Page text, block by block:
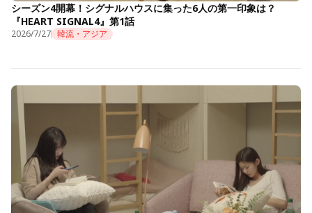
シーズン4開幕！シグナルハウスに集った6人の第一印象は？
『HEART SIGNAL4』第1話
2026/7/27 韓流・アジア